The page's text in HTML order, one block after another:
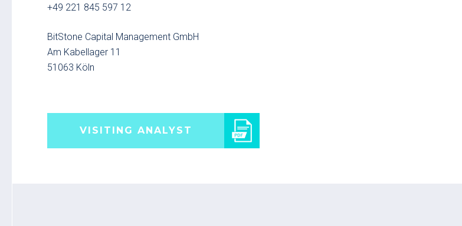
+49 221 845 597 12
BitStone Capital Management GmbH
Am Kabellager 11
51063 Köln
VISITING ANALYST